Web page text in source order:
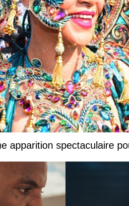
apparition spectaculaire